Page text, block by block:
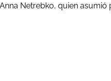
Netrebko, quien asumió